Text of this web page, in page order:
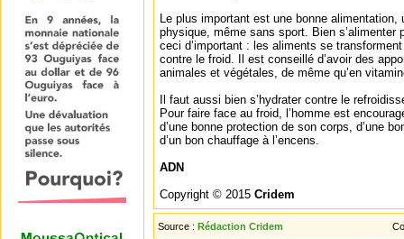
Le plus important est une bonne
physique, même sans sport. Bien s’alimenter
ceci d’important : les aliments se
contre le froid. Il est conseillé d’avoir des
animales et végétales, de même qu’en
Il faut aussi bien s’hydrater contre le
Pour faire face au froid, l’homme est
d’une bonne protection de son corps, d’une
d’un bon chauffage à l’encens.
ADN
Copyright © 2015 Cridem
Source : Rédaction Cridem